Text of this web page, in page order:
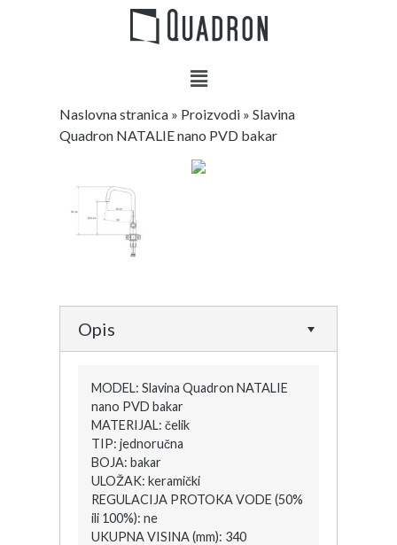
Naslovna stranica » Proizvodi »Slavina
Quadron NATALIE nano PVD bakar
Opis
MODEL: Slavina Quadron NATALIE
nano PVD bakar
MATERIJAL: čelik
TIP: jednoručna
BOJA: bakar
ULOŽAK: keramički
REGULACIJA PROTOKA VODE (50%
ili 100%): ne
UKUPNA VISINA (mm): 340